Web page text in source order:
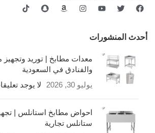
أحدث المنشورات
معدات مطابخ | توريد وتجهيز
والفنادق في السعودية
يوليو 30, 2026
لا يوجد
احواض مطابخ استانلس |
ستانلس تجارية